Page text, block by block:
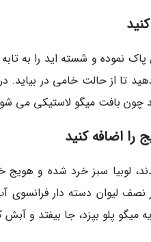
نموده و شسته اید را به
تا از حالت خامی در بیاید.
چون بافت میگو لاستیکی می
را اضافه کنید
لوبیا سبز خرد شده و هویج
لیوان دسته دار فرانسوی
میگو پلو بپزد، جا بیفتد و